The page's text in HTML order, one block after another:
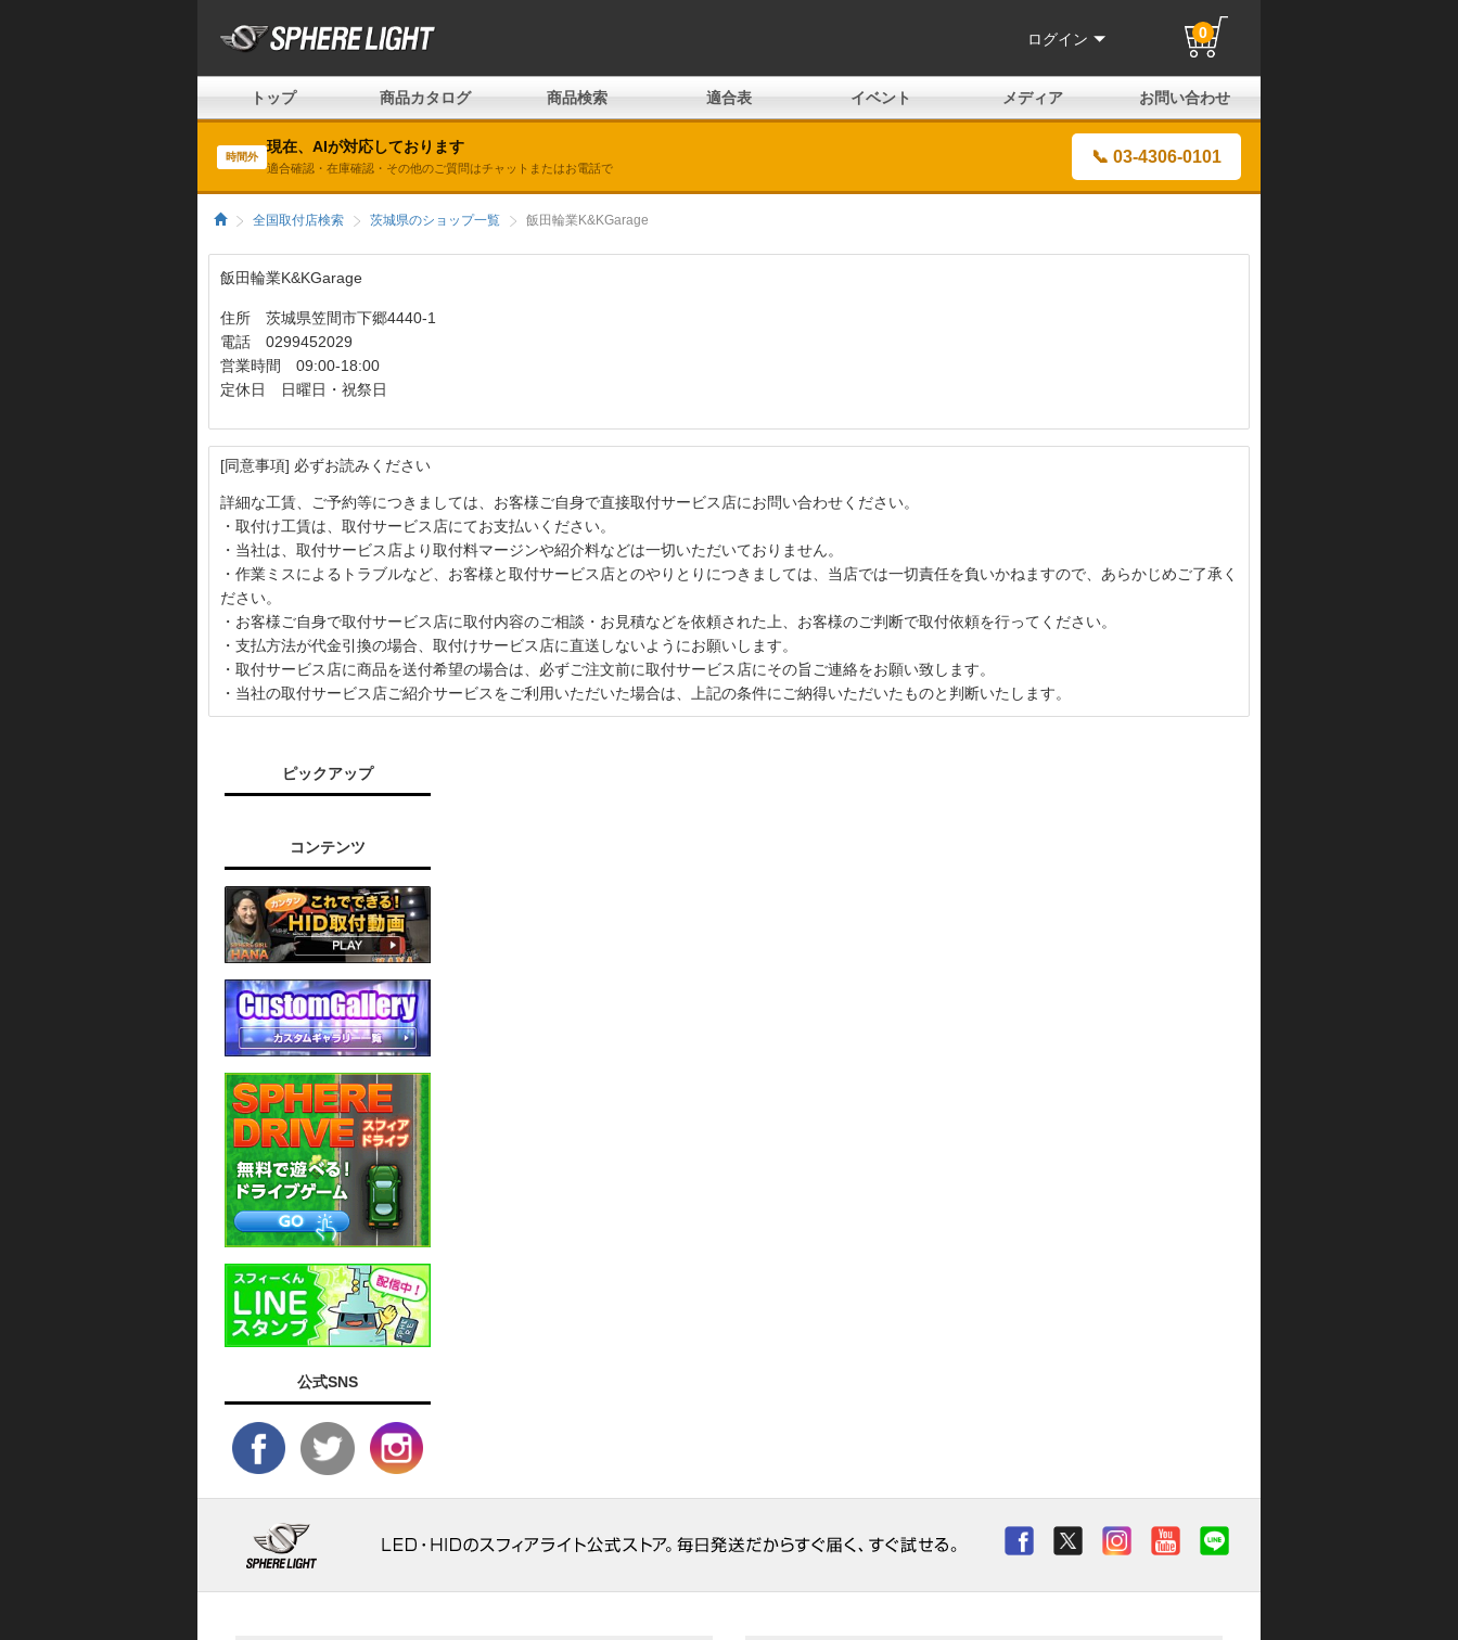
ログイン 0
トップ 商品カタログ 商品検索 適合表 イベント メディア お問い合わせ
時間外
現在、AIが対応しております
適合確認・在庫確認・その他のご質問はチャットまたはお電話で
📞 03-4306-0101
全国取付店検索 茨城県のショップ一覧 飯田輪業K&KGarage
飯田輪業K&KGarage
住所 茨城県笠間市下郷4440-1
電話 0299452029
営業時間 09:00-18:00
定休日 日曜日・祝祭日
[同意事項] 必ずお読みください
詳細な工賃、ご予約等につきましては、お客様ご自身で直接取付サービス店にお問い合わせください。
・取付け工賃は、取付サービス店にてお支払いください。
・当社は、取付サービス店より取付料マージンや紹介料などは一切いただいておりません。
・作業ミスによるトラブルなど、お客様と取付サービス店とのやりとりにつきましては、当店では一切責任を負いかねますので、あらかじめご了承く
ださい。
・お客様ご自身で取付サービス店に取付内容のご相談・お見積などを依頼された上、お客様のご判断で取付依頼を行ってください。
・支払方法が代金引換の場合、取付けサービス店に直送しないようにお願いします。
・取付サービス店に商品を送付希望の場合は、必ずご注文前に取付サービス店にその旨ご連絡をお願い致します。
・当社の取付サービス店ご紹介サービスをご利用いただいた場合は、上記の条件にご納得いただいたものと判断いたします。
ピックアップ
コンテンツ
公式SNS